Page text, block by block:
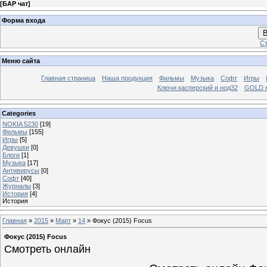
[БАР чат]
Форма входа
Меню сайта
Главная страница Наша продукция Фильмы Музыка Софт Игры
Ключи касперский и нод32
GOLD
Categories
NOKIA 5230 [19]
Фильмы [155]
Игры [5]
Девушки [0]
Блоги [1]
Музыка [17]
Антивирусы [0]
Софт [40]
Журналы [3]
История [4]
История
Главная » 2015 » Март » 14 » Фокус (2015) Focus
Фокус (2015) Focus
Смотреть онлайн